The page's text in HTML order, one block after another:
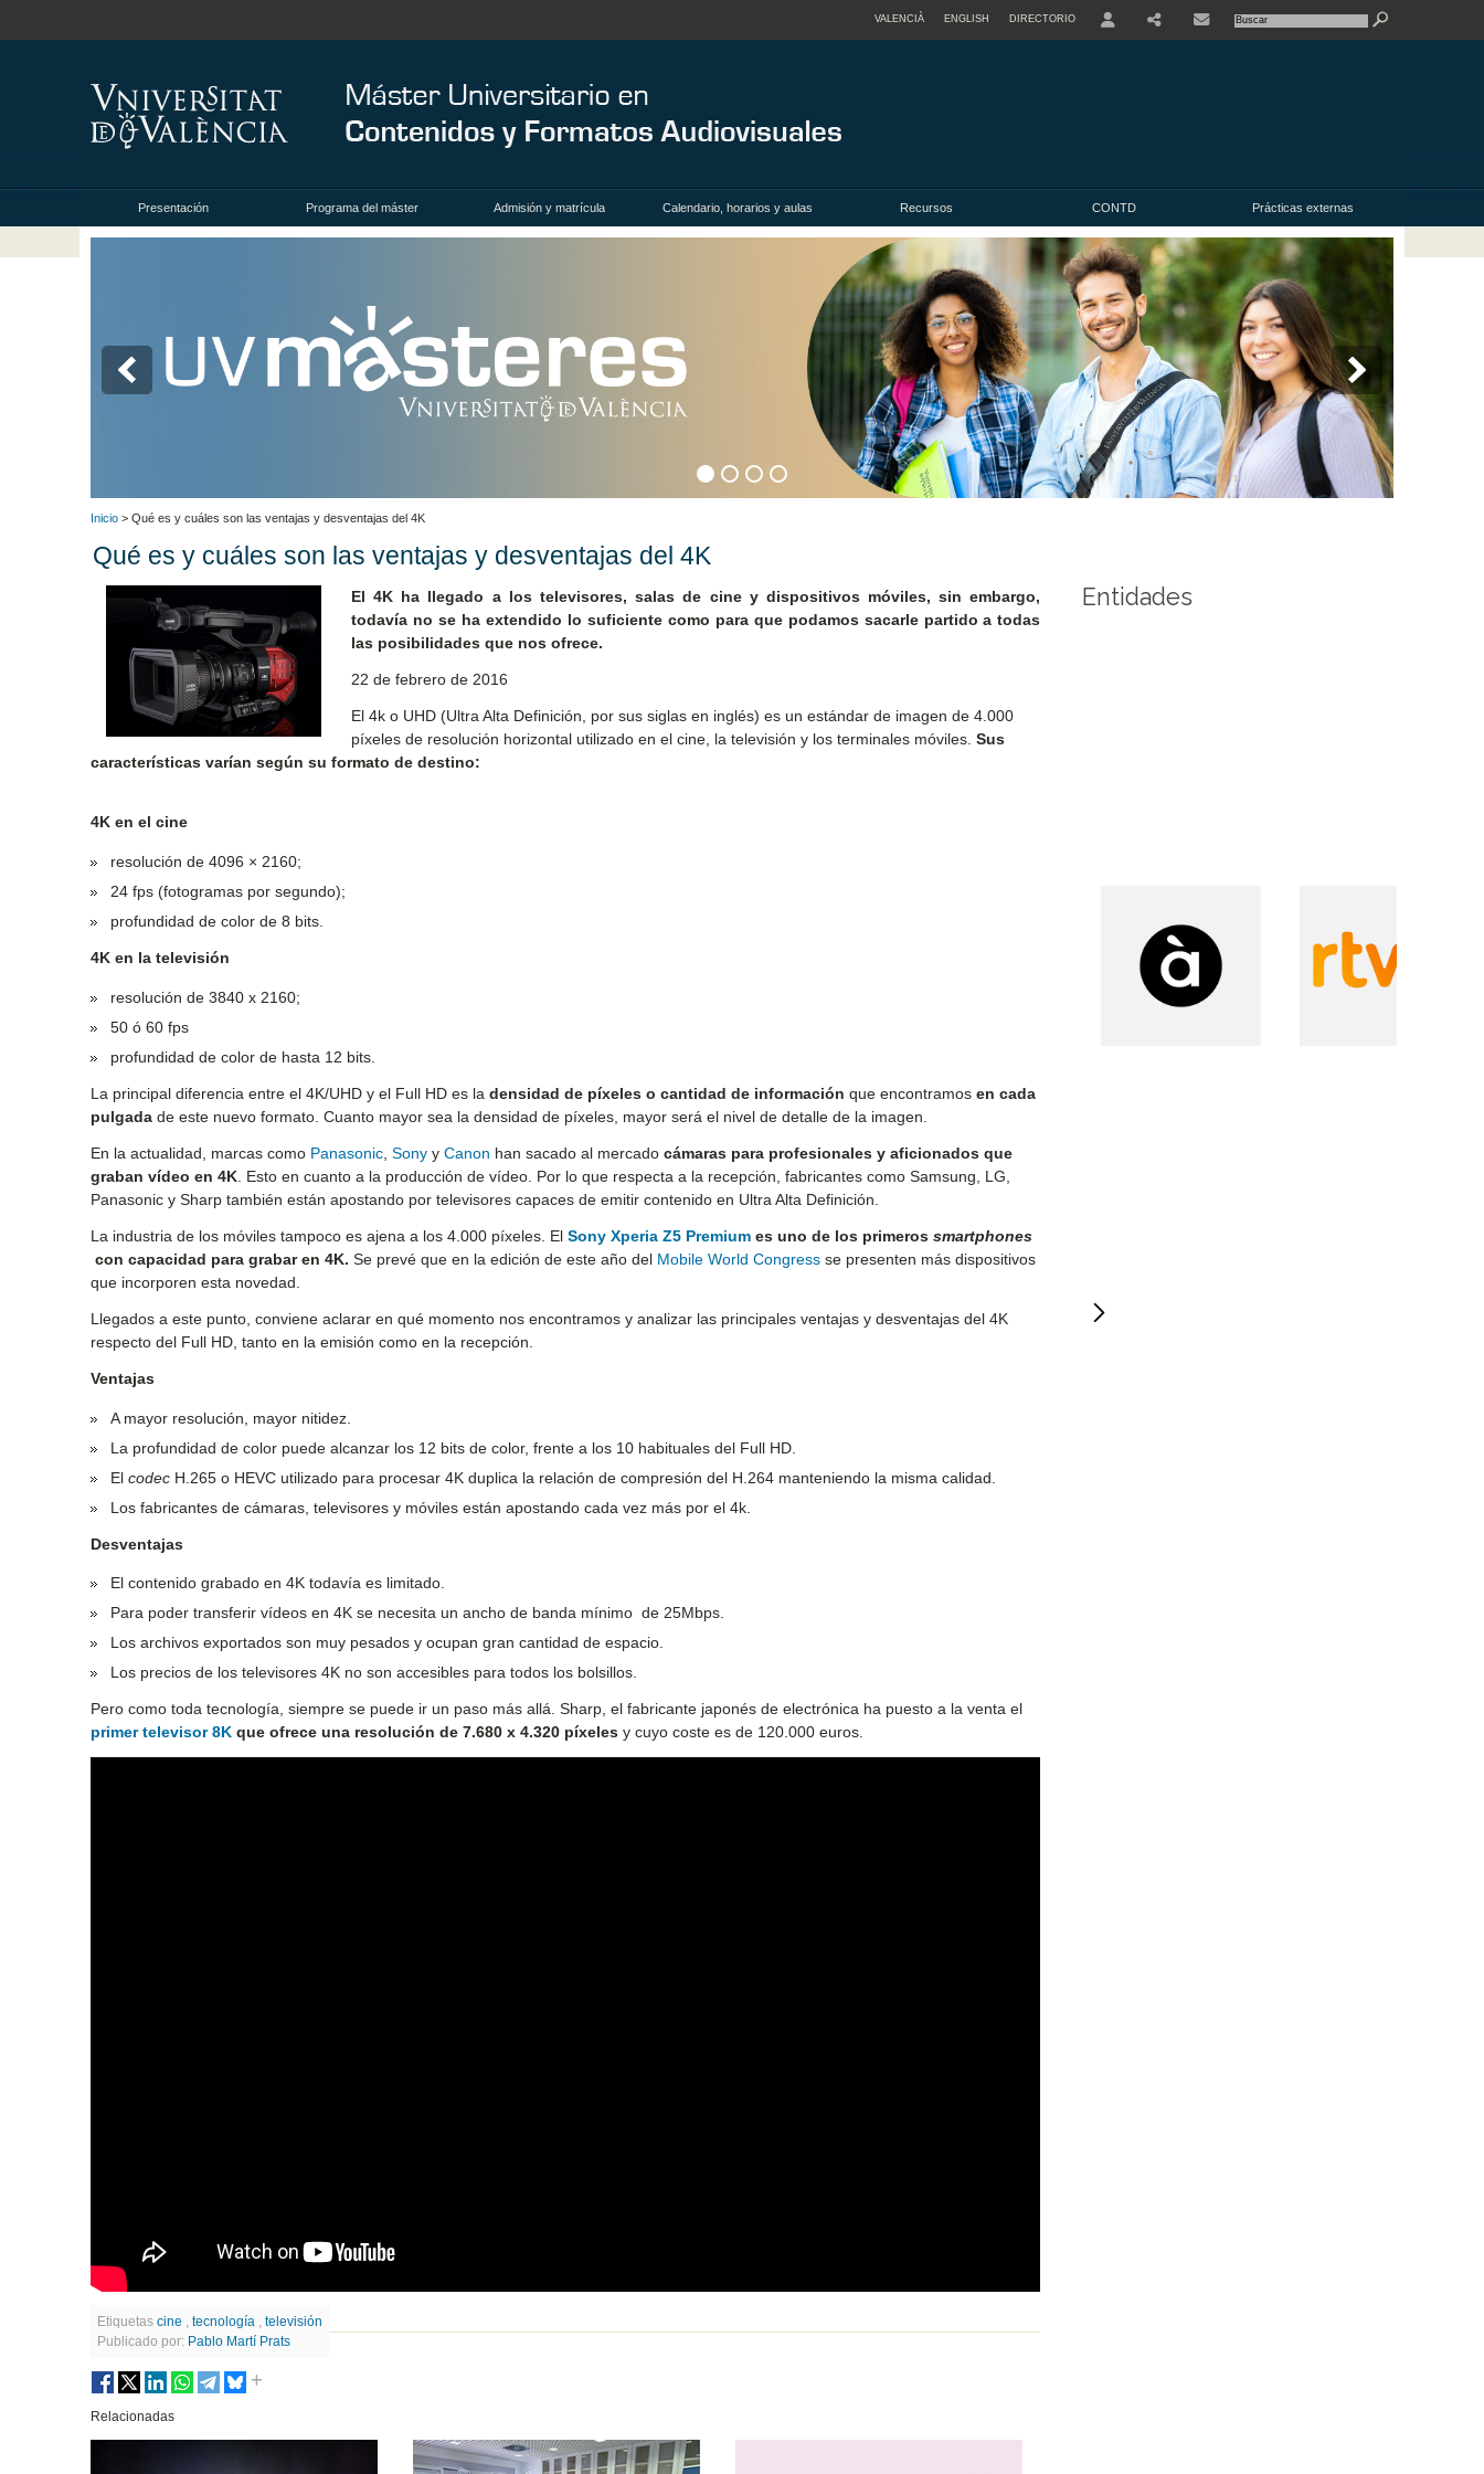
VALENCIÀ ENGLISH DIRECTORIO
Presentación Programa del máster Admisión y matrícula Calendario, horarios y aulas Recursos CONTD Prácticas externas
Inicio > Qué es y cuáles son las ventajas y desventajas del 4K
Qué es y cuáles son las ventajas y desventajas del 4K
El 4K ha llegado a los televisores, salas de cine y dispositivos móviles, sin embargo,
todavía no se ha extendido lo suficiente como para que podamos sacarle partido a todas
las posibilidades que nos ofrece.
22 de febrero de 2016
El 4k o UHD (Ultra Alta Definición, por sus siglas en inglés) es un estándar de imagen de 4.000
píxeles de resolución horizontal utilizado en el cine, la televisión y los terminales móviles. Sus
características varían según su formato de destino:
4K en el cine
resolución de 4096 × 2160;
24 fps (fotogramas por segundo);
profundidad de color de 8 bits.
4K en la televisión
resolución de 3840 x 2160;
50 ó 60 fps
profundidad de color de hasta 12 bits.
La principal diferencia entre el 4K/UHD y el Full HD es ladensidad de píxeles o cantidad de informaciónque encontramos en cada
pulgadade este nuevo formato. Cuanto mayor sea la densidad de píxeles, mayor será el nivel de detalle de la imagen.
En la actualidad, marcas como Panasonic ,Sony yCanon han sacado al mercadocámaras para profesionales y aficionados que
graban vídeo en 4K . Esto en cuanto a la producción de vídeo. Por lo que respecta a la recepción, fabricantes como Samsung, LG,
Panasonic y Sharp también están apostando por televisores capaces de emitir contenido en Ultra Alta Definición.
La industria de los móviles tampoco es ajena a los 4.000 píxeles. El Sony Xperia Z5 Premium es uno de los primerossmartphones
con capacidad para grabar en 4K. Se prevé que en la edición de este año del Mobile World Congressse presenten más dispositivos
que incorporen esta novedad.
Llegados a este punto, conviene aclarar en qué momento nos encontramos y analizar las principales ventajas y desventajas del 4K
respecto del Full HD, tanto en la emisión como en la recepción.
Ventajas
A mayor resolución, mayor nitidez.
La profundidad de color puede alcanzar los 12 bits de color, frente a los 10 habituales del Full HD.
Elcodec H.265 o HEVC utilizado para procesar 4K duplica la relación de compresión del H.264 manteniendo la misma calidad.
Los fabricantes de cámaras, televisores y móviles están apostando cada vez más por el 4k.
Desventajas
El contenido grabado en 4K todavía es limitado.
Para poder transferir vídeos en 4K se necesita un ancho de banda mínimo de 25Mbps.
Los archivos exportados son muy pesados y ocupan gran cantidad de espacio.
Los precios de los televisores 4K no son accesibles para todos los bolsillos.
Pero como toda tecnología, siempre se puede ir un paso más allá. Sharp, el fabricante japonés de electrónica ha puesto a la venta el
primer televisor 8K que ofrece una resolución de 7.680 x 4.320 píxeles y cuyo coste es de 120.000 euros.
Etiquetas cine ,tecnología ,televisión
Publicado por: Pablo Martí Prats
Relacionadas
Entidades